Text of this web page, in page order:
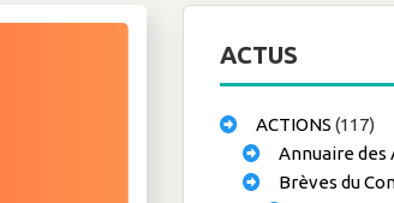
ACTUS
ACTIONS (117)
Annuaire des
Brèves du